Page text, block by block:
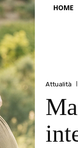
HOME
Attualità